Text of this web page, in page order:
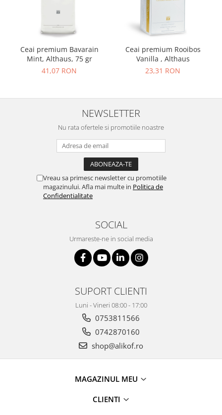
Ceai premium Bavarain
Mint, Althaus, 75 gr
41,07 RON
Ceai premium Rooibos
Vanilla , Althaus
23,31 RON
NEWSLETTER
Nu rata ofertele si promotiile noastre
Vreau sa primesc newsletter cu promotiile
magazinului. Afla mai multe in Politica de
Confidentialitate
SOCIAL
Urmareste-ne in social media
SUPORT CLIENTI
Luni - Vineri 08:00 - 17:00
0753811566
0742870160
shop@alikof.ro
MAGAZINUL MEU
CLIENTI